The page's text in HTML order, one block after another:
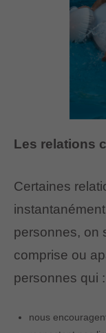
Les relations
Certaines
personnes, on
comprise ou
personnes qui :
nous